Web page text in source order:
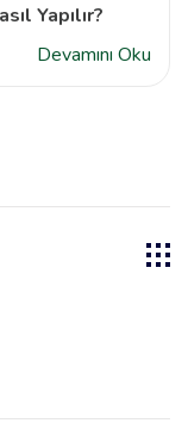
Yapılır?
Devamını Oku